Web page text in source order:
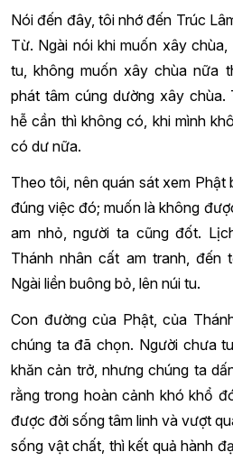
Nói đến đây, tôi nhớ đến Trúc
Từ. Ngài nói khi muốn xây
tu, không muốn xây chùa nữa
phát tâm cúng dường xây chùa.
hễ cần thì không có, khi mình
có dư nữa.
Theo tôi, nên quán sát xem Phật
đúng việc đó; muốn là không
am nhỏ, người ta cũng đốt.
Thánh nhân cất am tranh, đến
Ngài liền buông bỏ, lên núi tu.
Con đường của Phật, của
chúng ta đã chọn. Người chưa
khăn cản trở, nhưng chúng ta
rằng trong hoàn cảnh khó khổ
được đời sống tâm linh và vượt
sống vật chất, thì kết quả hành